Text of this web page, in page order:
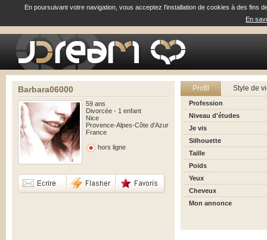
En poursuivant votre navigation, vous acceptez l'installation de cookies à des
En
Barbara06000
59 ans
Divorcée - 1 enfant
Nice
Provence-Alpes-Côte d'Azur
France
hors ligne
Profil Style de
Profession
Niveau d'études
Je vis
Silhouette
Taille
Poids
Yeux
Cheveux
Mon annonce